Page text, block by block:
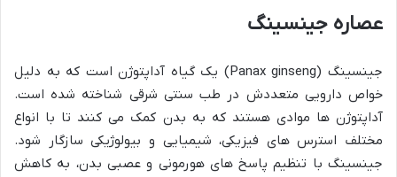
عصاره جینسینگ
جینسینگ (Panax ginseng) یک گیاه آداپتوژن است که به دلیل
خواص دارویی متعددش در طب سنتی شرقی شناخته شده است.
آداپتوژن ها موادی هستند که به بدن کمک می کنند تا با انواع
مختلف استرس های فیزیکی، شیمیایی و بیولوژیکی سازگار شود.
جینسینگ با تنظیم پاسخ های هورمونی و عصبی بدن، به کاهش